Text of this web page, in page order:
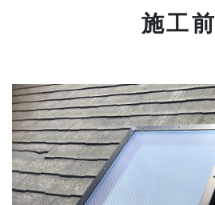
施工前